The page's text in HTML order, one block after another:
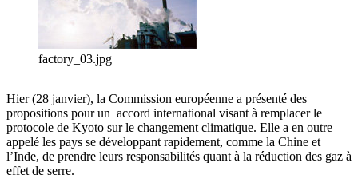
factory_03.jpg
Hier (28 janvier), la Commission européenne a présenté des
propositions pour un accord international visant à remplacer le
protocole de Kyoto sur le changement climatique. Elle a en outre
appelé les pays se développant rapidement, comme la Chine et
l’Inde, de prendre leurs responsabilités quant à la réduction des gaz à
effet de serre.